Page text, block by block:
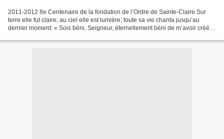
2011-2012 8e Centenaire de la fondation de l’Ordre de Sainte-Claire Sur
terre elle fut claire, au ciel elle est lumière; toute sa vie chanta jusqu’au
dernier moment: « Sois béni, Seigneur, éternellement béni de m’avoir créée